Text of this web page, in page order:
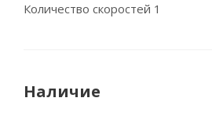
Количество скоростей 1
Наличие